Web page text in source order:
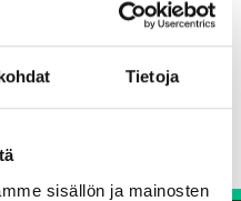
Tietoja
sisällön ja mainosten